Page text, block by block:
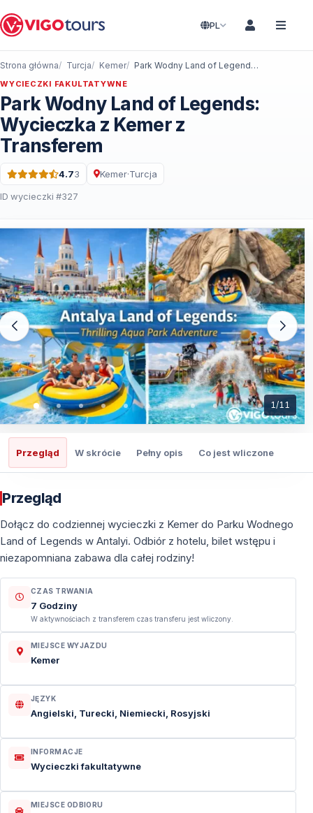
PL
Strona główna Turcja Kemer Park Wodny Land of Legends: Wycieczka z Kemer z Transferem
WYCIECZKI FAKULTATYWNE
Park Wodny Land of Legends:
Wycieczka z Kemer z
Transferem
Ocena: 4.7 na 5 · 3 Recenzje
4.73 Kemer·Turcja
ID wycieczki #327
1/11
Przegląd W skrócie Pełny opis Co jest wliczone
Przegląd
Dołącz do codziennej wycieczki z Kemer do Parku Wodnego
Land of Legends w Antalyi. Odbiór z hotelu, bilet wstępu i
niezapomniana zabawa dla całej rodziny!
CZAS TRWANIA
7 Godziny
W aktywnościach z transferem czas transferu jest wliczony.
MIEJSCE WYJAZDU
Kemer
JĘZYK
Angielski, Turecki, Niemiecki, Rosyjski
INFORMACJE
Wycieczki fakultatywne
MIEJSCE ODBIORU